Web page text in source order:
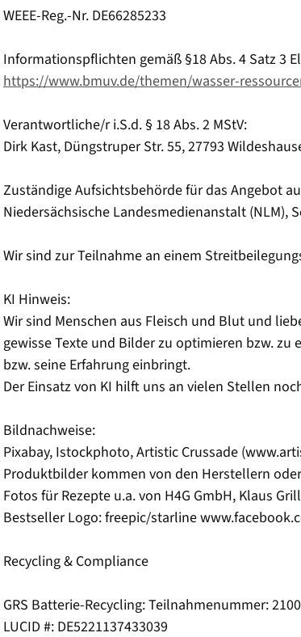
WEEE-Reg.-Nr. DE66285233
Informationspflichten gemäß §18 Abs. 4 Satz 3
https://www.bmuv.de/themen/wasser-
Verantwortliche/r i.S.d. § 18 Abs. 2 MStV:
Dirk Kast, Düngstruper Str. 55, 27793
Zuständige Aufsichtsbehörde für das Angebot
Niedersächsische Landesmedienanstalt (NLM),
Wir sind zur Teilnahme an einem
KI Hinweis:
Wir sind Menschen aus Fleisch und Blut und
gewisse Texte und Bilder zu optimieren bzw.
bzw. seine Erfahrung einbringt.
Der Einsatz von KI hilft uns an vielen Stellen
Bildnachweise:
Pixabay, Istockphoto, Artistic Crussade
Produktbilder kommen von den Herstellern
Fotos für Rezepte u.a. von H4G GmbH, Klaus
Bestseller Logo: freepic/starline
Recycling & Compliance
GRS Batterie-Recycling: Teilnahmenummer:
LUCID #: DE5221137433039